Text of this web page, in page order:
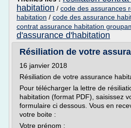
habitation / code des assurances
habitation / code des assurance
contrat assurance habitation
d'assurance d'habitation
Résiliation de votre
16 janvier 2018
Résiliation de votre assurance
Pour télécharger la lettre de
habitation (format PDF), saisissez
formulaire ci dessous. Vous en
votre boite :
Votre prénom :